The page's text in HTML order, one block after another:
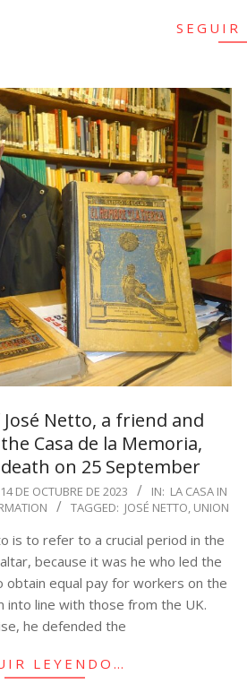
SEGUIR
Netto, a friend and
Casa de la Memoria,
on 25 September
14 DE OCTUBRE DE 2023 IN: LA CASA IN
TAGGED: JOSÉ NETTO, UNION
is to refer to a crucial period in the
because it was he who led the
equal pay for workers on the
into line with those from the UK.
he defended the
LEYENDO…